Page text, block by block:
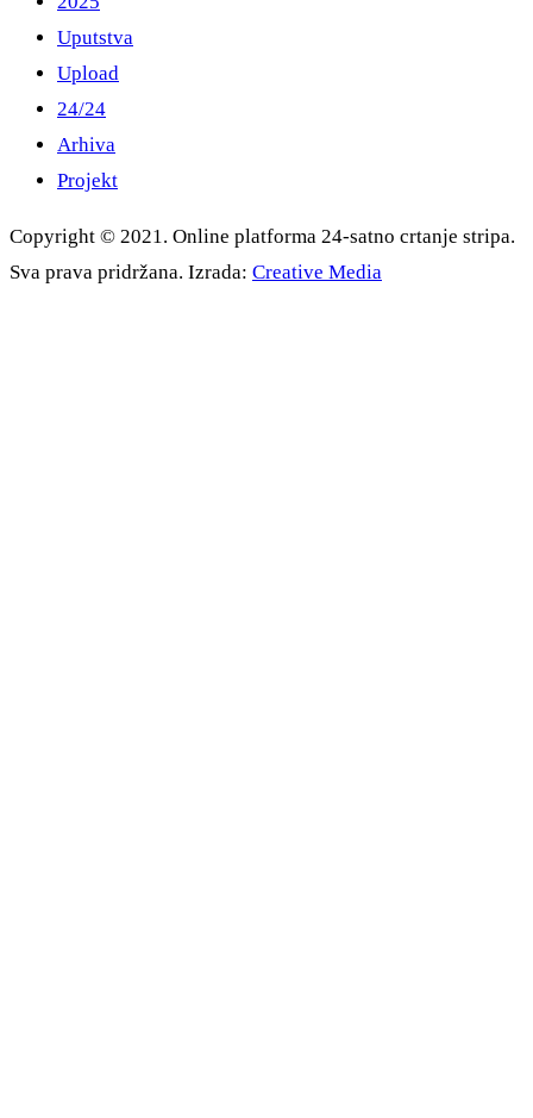
Uputstva
Upload
24/24
Arhiva
Projekt
Copyright © 2021. Online platforma 24-satno crtanje stripa.
Sva prava pridržana. Izrada: Creative Media